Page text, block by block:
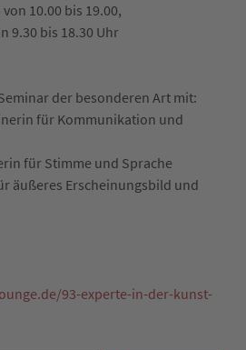
10.00 bis 19.00,
9.30 bis 18.30 Uhr
der besonderen Art mit:
für Kommunikation und
für Stimme und Sprache
äußeres Erscheinungsbild und
93-experte-in-der-kunst-